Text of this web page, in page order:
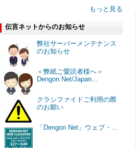
もっと見る
伝言ネットからのお知らせ
弊社サーバーメンテナンス
のお知らせ
＜弊紙ご愛読者様へ＞
Dengon Net/Japan...
クラシファイドご利用の際
のお願い
「Dengon Net」ウェブ・...